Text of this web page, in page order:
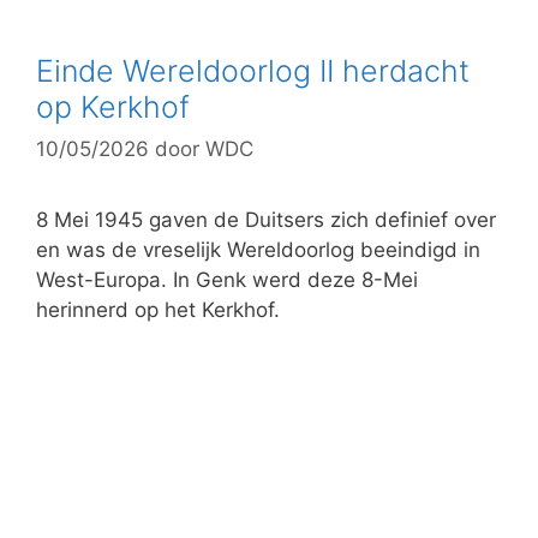
g
r
i
ë
n
Einde Wereldoorlog II herdacht
op Kerkhof
10/05/2026 door WDC
8 Mei 1945 gaven de Duitsers zich definief over
en was de vreselijk Wereldoorlog beeindigd in
West-Europa. In Genk werd deze 8-Mei
herinnerd op het Kerkhof.